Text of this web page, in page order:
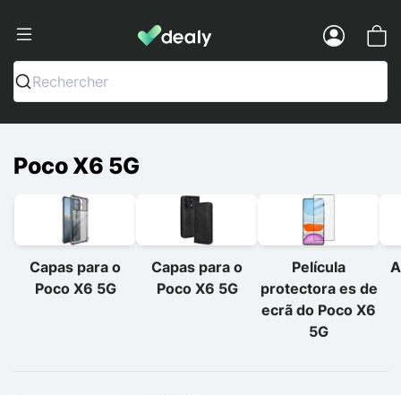
Dealy - Capas e acessórios para
Rechercher
Poco X6 5G
Capas para o
Poco X6 5G
Capas para o
Poco X6 5G
Película
protectora es de
ecrã do Poco X6
5G